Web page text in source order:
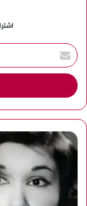
أ
د
خ
ل
ر
د
ك
إ
ل